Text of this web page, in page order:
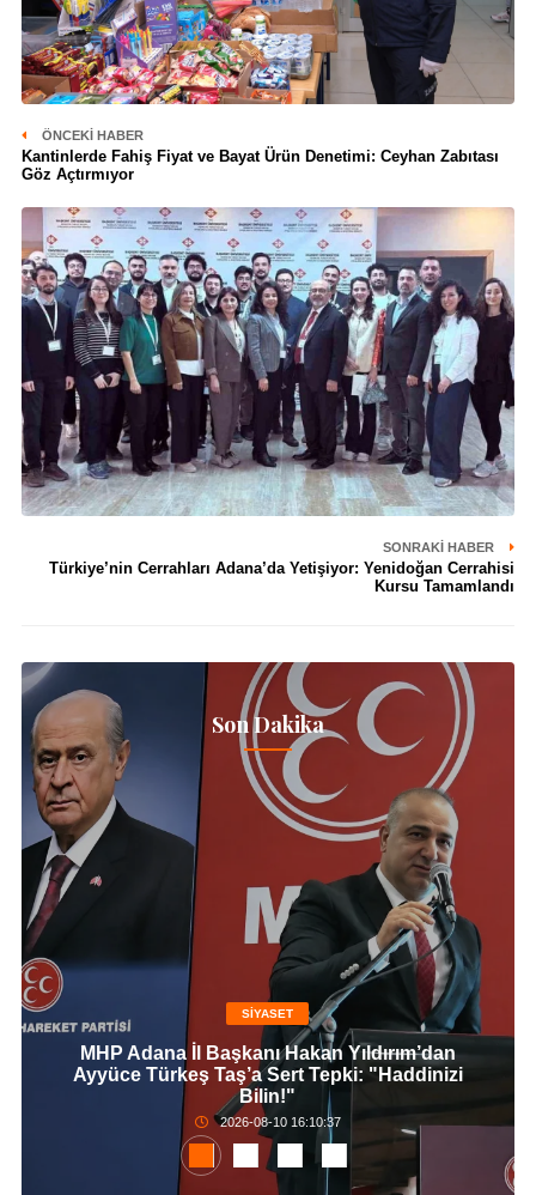
ÖNCEKI HABER
Kantinlerde Fahiş Fiyat ve Bayat Ürün Denetimi: Ceyhan Zabıtası
Göz Açtırmıyor
SONRAKI HABER
Türkiye’nin Cerrahları Adana’da Yetişiyor: Yenidoğan Cerrahisi
Kursu Tamamlandı
Son Dakika
SİYASET
MHP Adana İl Başkanı Hakan Yıldırım’dan
Ayyüce Türkeş Taş’a Sert Tepki: "Haddinizi
Bilin!"
2026-08-10 16:10:37